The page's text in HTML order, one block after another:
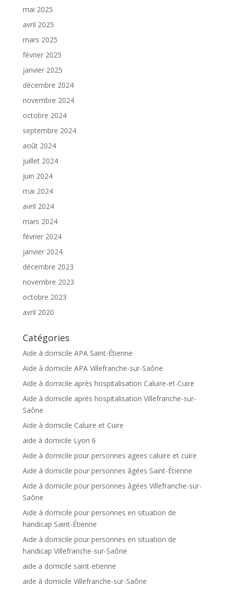
mai 2025
avril 2025
mars 2025
février 2025
janvier 2025
décembre 2024
novembre 2024
octobre 2024
septembre 2024
août 2024
juillet 2024
juin 2024
mai 2024
avril 2024
mars 2024
février 2024
janvier 2024
décembre 2023
novembre 2023
octobre 2023
avril 2020
Catégories
Aide à domicile APA Saint-Étienne
Aide à domicile APA Villefranche-sur-Saône
Aide à domicile après hospitalisation Caluire-et-Cuire
Aide à domicile après hospitalisation Villefranche-sur-
Saône
Aide à domicile Caluire et Cuire
aide à domicile Lyon 6
Aide à domicile pour personnes agees caluire et cuire
Aide à domicile pour personnes âgées Saint-Étienne
Aide à domicile pour personnes âgées Villefranche-sur-
Saône
Aide à domicile pour personnes en situation de
handicap Saint-Étienne
Aide à domicile pour personnes en situation de
handicap Villefranche-sur-Saône
aide a domicile saint-etienne
aide à domicile Villefranche-sur-Saône